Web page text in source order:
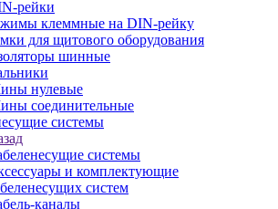
рейки
клеммные на DIN-рейку
для щитового оборудования
шинные
нулевые
соединительные
системы
системы
и комплектующие
систем
каналы